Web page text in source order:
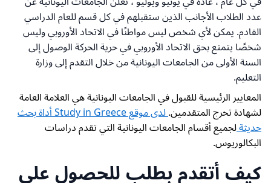
عدد الطلاب الأجانب الذين ستقبلهم في كل قسم للعام الدراسي
القادم. يمكن لأي شخص ليس مواطنًا في الاتحاد الأوروبي وليس
شخصًا يتمتع بحق الاتحاد الأوروبي في حرية الحركة الوصول إلى
السنة الأولى من الجامعات اليونانية من خلال التقدم إلى وزارة
التعليم.
المعايير الرئيسية للقبول في الجامعات اليونانية هي العلامة العامة
لشهادة تخرج المتقدمين.لدى موقع Study in Greece أداة بحث
حديثةلجميع أقسام الجامعات اليونانية التي تقدم دراسات
البكالوريوس.
كيف أتقدم بطلب للحصول على